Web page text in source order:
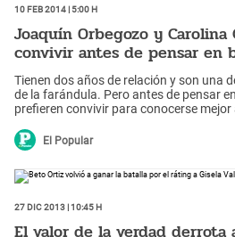
10 Feb 2014 | 5:00 h
Joaquín Orbegozo y Carolina
convivir antes de pensar en
Tienen dos años de relación y son una
de la farándula. Pero antes de pensar
prefieren convivir para conocerse mejor
El Popular
27 Dic 2013 | 10:45 h
El valor de la verdad derrota